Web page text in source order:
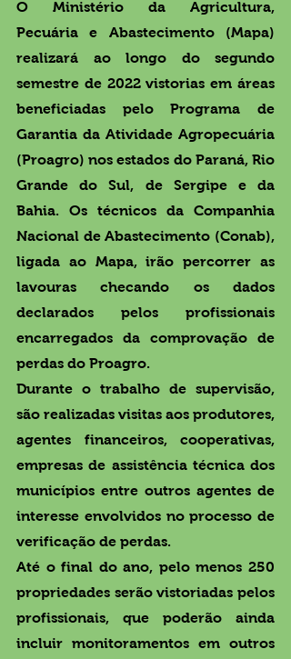
O Ministério da Agricultura,
Pecuária e Abastecimento (Mapa)
realizará ao longo do segundo
semestre de 2022 vistorias em áreas
beneficiadas pelo Programa de
Garantia da Atividade Agropecuária
(Proagro) nos estados do Paraná, Rio
Grande do Sul, de Sergipe e da
Bahia. Os técnicos da Companhia
Nacional de Abastecimento (Conab),
ligada ao Mapa, irão percorrer as
lavouras checando os dados
declarados pelos profissionais
encarregados da comprovação de
perdas do Proagro.
Durante o trabalho de supervisão,
são realizadas visitas aos produtores,
agentes financeiros, cooperativas,
empresas de assistência técnica dos
municípios entre outros agentes de
interesse envolvidos no processo de
verificação de perdas.
Até o final do ano, pelo menos 250
propriedades serão vistoriadas pelos
profissionais, que poderão ainda
incluir monitoramentos em outros